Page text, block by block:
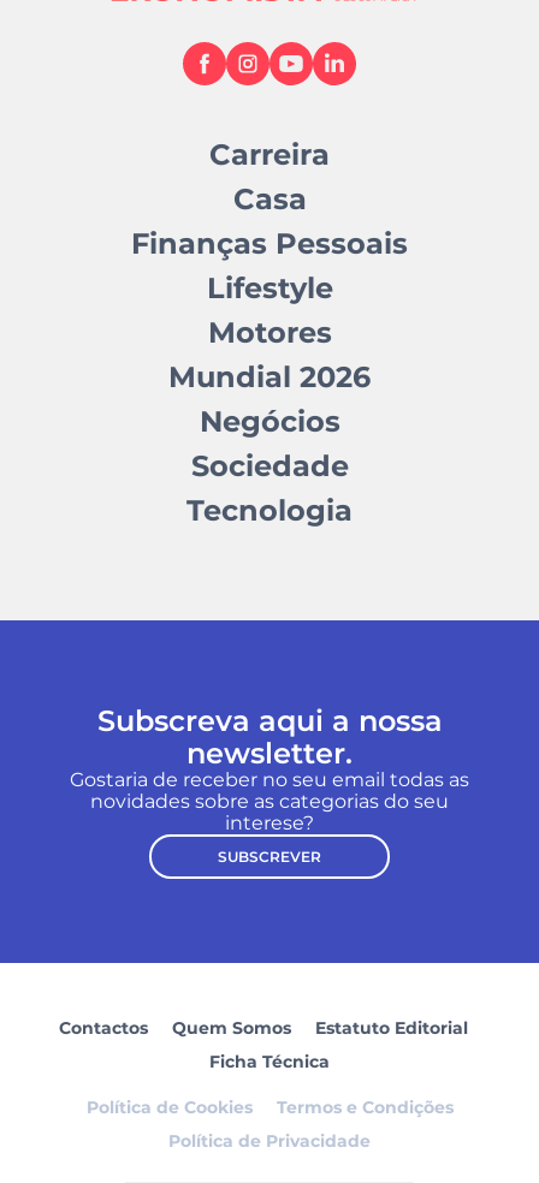
Carreira
Casa
Finanças Pessoais
Lifestyle
Motores
Mundial 2026
Negócios
Sociedade
Tecnologia
Subscreva aqui a nossa
newsletter.
Gostaria de receber no seu email todas as
novidades sobre as categorias do seu
interese?
SUBSCREVER
Contactos Quem Somos
Estatuto Editorial
Ficha Técnica
Política de Cookies
Termos e Condições
Política de Privacidade